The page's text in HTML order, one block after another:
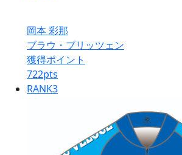
岡本 彩那
ブラウ・ブリッツェン
獲得ポイント
722pts
RANK3